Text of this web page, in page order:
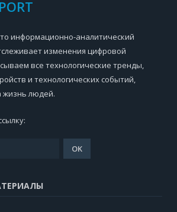
информационно-аналитический
изменения цифровой
все технологические тренды,
и технологических событий,
жизнь людей.